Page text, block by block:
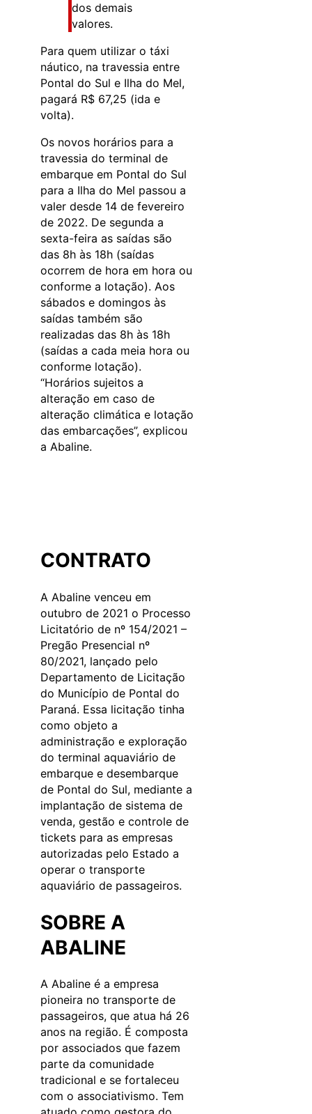
dos demais
valores.
Para quem utilizar o táxi
náutico, na travessia entre
Pontal do Sul e Ilha do Mel,
pagará R$ 67,25 (ida e
volta).
Os novos horários para a
travessia do terminal de
embarque em Pontal do Sul
para a Ilha do Mel passou a
valer desde 14 de fevereiro
de 2022. De segunda a
sexta-feira as saídas são
das 8h às 18h (saídas
ocorrem de hora em hora ou
conforme a lotação). Aos
sábados e domingos às
saídas também são
realizadas das 8h às 18h
(saídas a cada meia hora ou
conforme lotação).
“Horários sujeitos a
alteração em caso de
alteração climática e lotação
das embarcações”, explicou
a Abaline.
CONTRATO
A Abaline venceu em
outubro de 2021 o Processo
Licitatório de nº 154/2021 –
Pregão Presencial nº
80/2021, lançado pelo
Departamento de Licitação
do Município de Pontal do
Paraná. Essa licitação tinha
como objeto a
administração e exploração
do terminal aquaviário de
embarque e desembarque
de Pontal do Sul, mediante a
implantação de sistema de
venda, gestão e controle de
tickets para as empresas
autorizadas pelo Estado a
operar o transporte
aquaviário de passageiros.
SOBRE A
ABALINE
A Abaline é a empresa
pioneira no transporte de
passageiros, que atua há 26
anos na região. É composta
por associados que fazem
parte da comunidade
tradicional e se fortaleceu
com o associativismo. Tem